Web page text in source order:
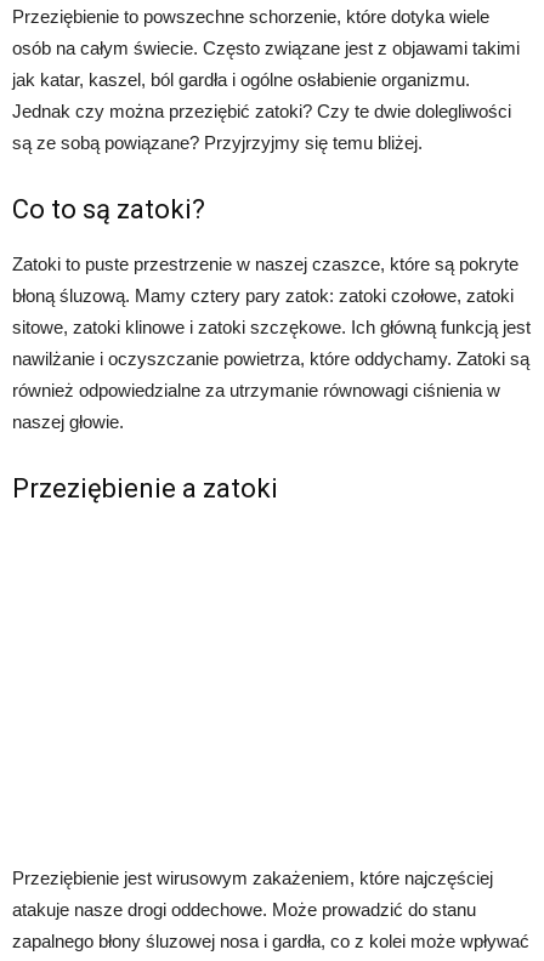
Przeziębienie to powszechne schorzenie, które dotyka wiele
osób na całym świecie. Często związane jest z objawami takimi
jak katar, kaszel, ból gardła i ogólne osłabienie organizmu.
Jednak czy można przeziębić zatoki? Czy te dwie dolegliwości
są ze sobą powiązane? Przyjrzyjmy się temu bliżej.
Co to są zatoki?
Zatoki to puste przestrzenie w naszej czaszce, które są pokryte
błoną śluzową. Mamy cztery pary zatok: zatoki czołowe, zatoki
sitowe, zatoki klinowe i zatoki szczękowe. Ich główną funkcją jest
nawilżanie i oczyszczanie powietrza, które oddychamy. Zatoki są
również odpowiedzialne za utrzymanie równowagi ciśnienia w
naszej głowie.
Przeziębienie a zatoki
Przeziębienie jest wirusowym zakażeniem, które najczęściej
atakuje nasze drogi oddechowe. Może prowadzić do stanu
zapalnego błony śluzowej nosa i gardła, co z kolei może wpływać